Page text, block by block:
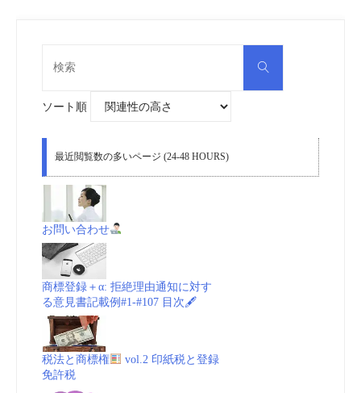
検
ソート順
最近閲覧数の多いページ (24-48 HOURS)
お問い合わせ
商標登録＋α: 拒絶理由通知に対す
る意見書記載例#1-#107 目次🖋
税法と商標権
vol.2 印紙税と登録
免許税